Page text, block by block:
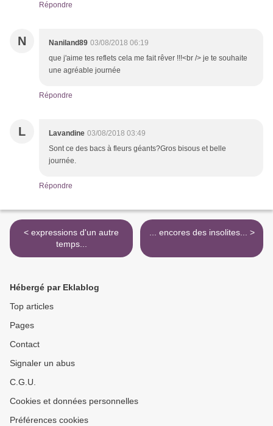
Répondre
N Naniland89 03/08/2018 06:19
que j'aime tes reflets cela me fait rêver !!!<br /> je te souhaite
une agréable journée
Répondre
L Lavandine 03/08/2018 03:49
Sont ce des bacs à fleurs géants?Gros bisous et belle
journée.
Répondre
< expressions d'un autre
temps...
... encores des insolites... >
Hébergé par Eklablog
Top articles
Pages
Contact
Signaler un abus
C.G.U.
Cookies et données personnelles
Préférences cookies